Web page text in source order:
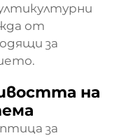
от
за
на
за